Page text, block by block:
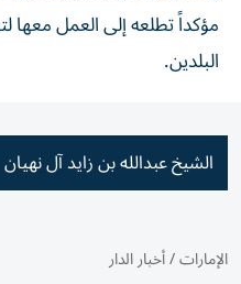
مؤكداً تطلعه إلى العمل معها
البلدين.
الشيخ عبدالله بن زايد آل نهيان
الإمارات/أخبار الدار